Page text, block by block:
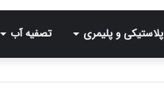
پلاستیکی و پلیمری تصفیه آب